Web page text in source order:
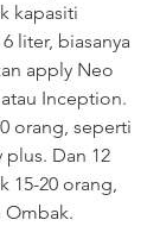
kapasiti
liter, biasanya
apply Neo
Inception.
orang, seperti
plus. Dan 12
15-20 orang,
Ombak.